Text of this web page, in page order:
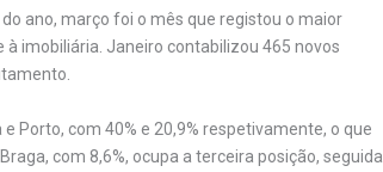
ano, março foi o mês que registou o maior
imobiliária. Janeiro contabilizou 465 novos
Porto, com 40% e 20,9% respetivamente, o que
com 8,6%, ocupa a terceira posição, seguida